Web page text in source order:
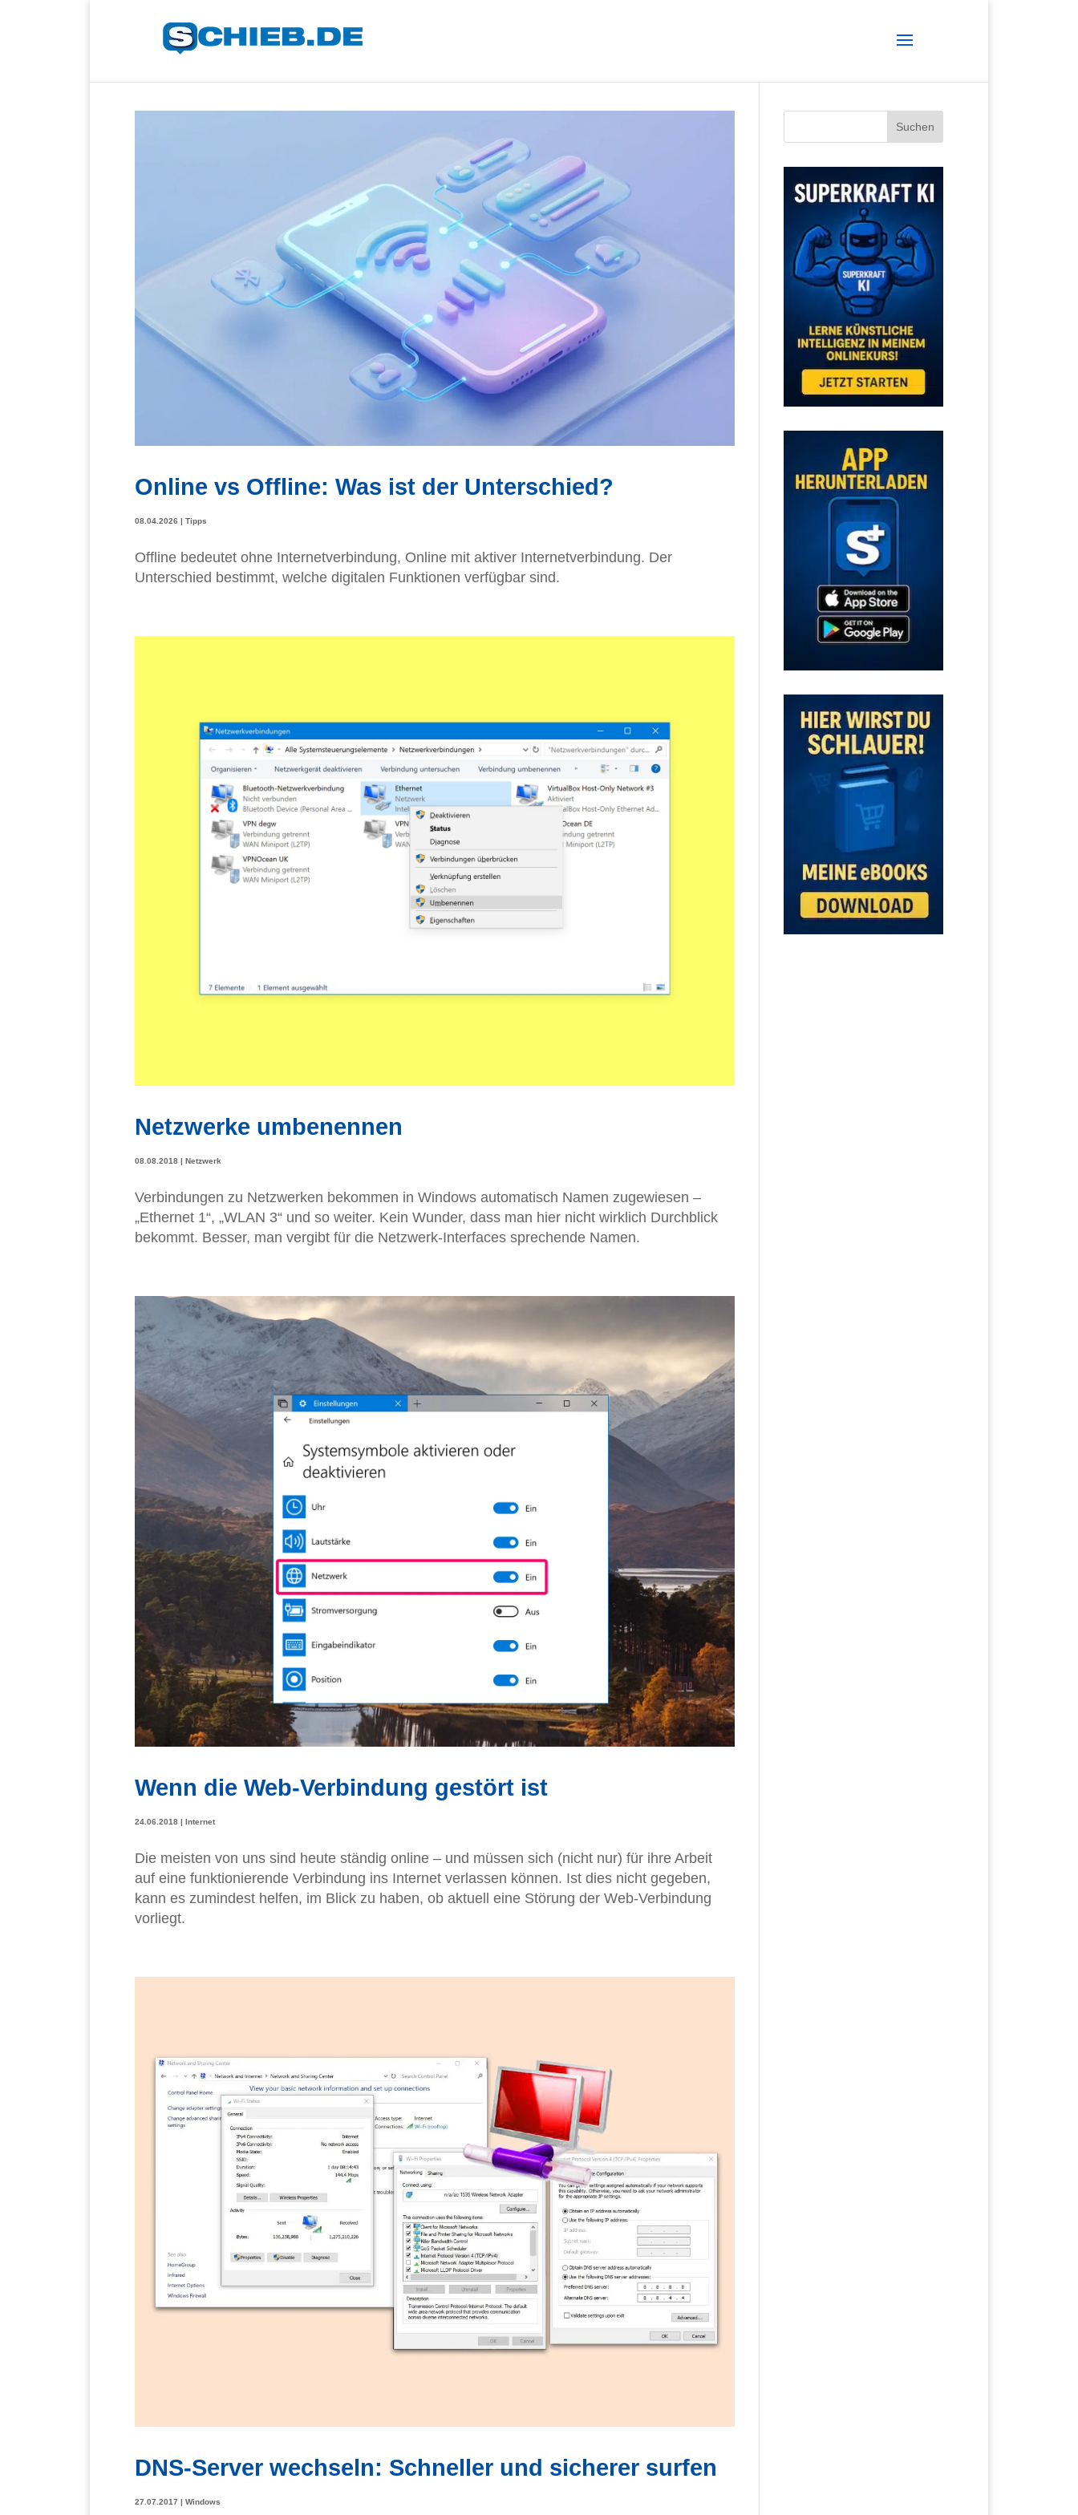
Online vs Offline: Was ist der Unterschied?
08.04.2026 | Tipps
Offline bedeutet ohne Internetverbindung, Online mit aktiver Internetverbindung. Der
Unterschied bestimmt, welche digitalen Funktionen verfügbar sind.
Netzwerke umbenennen
08.08.2018 Netzwerk
Verbindungen zu Netzwerken bekommen in Windows automatisch Namen zugewiesen –
„Ethernet 1“, „WLAN 3“ und so weiter. Kein Wunder, dass man hier nicht wirklich Durchblick
bekommt. Besser, man vergibt für die Netzwerk-Interfaces sprechende Namen.
Wenn die Web-Verbindung gestört ist
24.06.2018 | Internet
Die meisten von uns sind heute ständig online – und müssen sich (nicht nur) für ihre Arbeit
auf eine funktionierende Verbindung ins Internet verlassen können. Ist dies nicht gegeben,
kann es zumindest helfen, im Blick zu haben, ob aktuell eine Störung der Web-Verbindung
vorliegt.
DNS-Server wechseln: Schneller und sicherer surfen
27.07.2017 | Windows